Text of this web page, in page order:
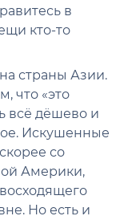
в
кто-то
страны Азии.
что «это
всё дёшево и
Искушенные
со
Америки,
Но есть и